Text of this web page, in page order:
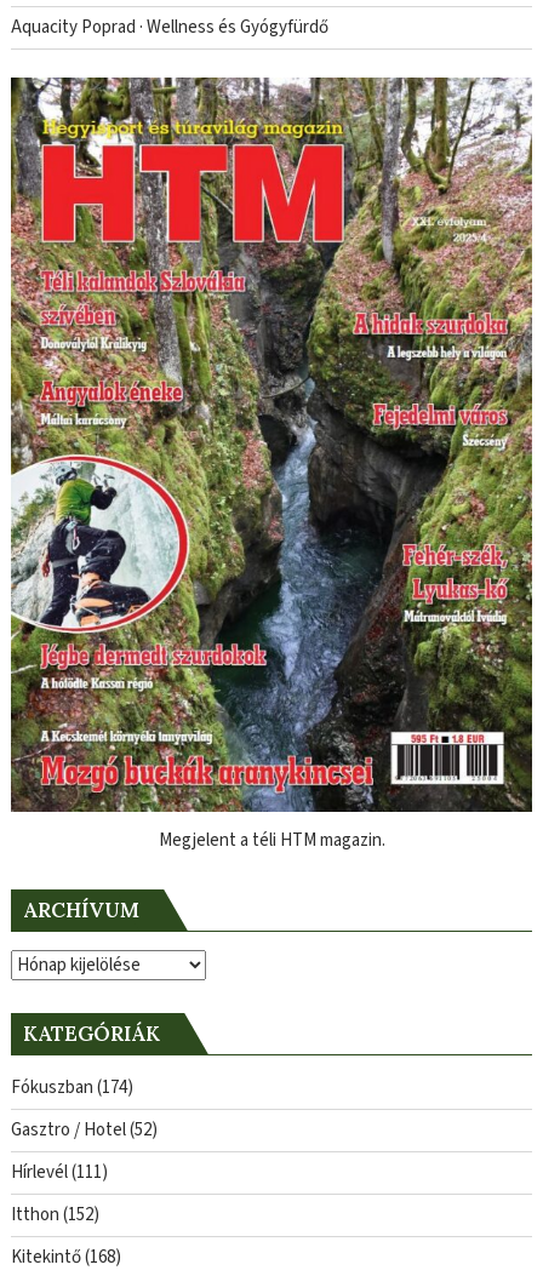
Aquacity Poprad · Wellness és Gyógyfürdő
Megjelent a téli HTM magazin.
ARCHÍVUM
Archívum
KATEGÓRIÁK
Fókuszban(174)
Gasztro / Hotel(52)
Hírlevél(111)
Itthon(152)
Kitekintő(168)